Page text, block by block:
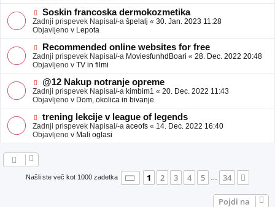
b
j
a
v
e
N
o
v
e
o
b
j
a
v
e
Soskin francoska dermokozmetika
Zadnji prispevek Napisal/-a špelalj « 30. Jan. 2023 11:28
Objavljeno v Lepota
N
o
v
e
o
b
j
a
v
e
Recommended online websites for free
Zadnji prispevek Napisal/-a MoviesfunhdBoari « 28. Dec. 2022 20:48
Objavljeno v TV in filmi
N
o
v
e
o
b
j
a
@12 Nakup notranje opreme
Zadnji prispevek Napisal/-a kimbim1 « 20. Dec. 2022 11:43
Objavljeno v Dom, okolica in bivanje
N
o
v
e
a
trening lekcije v league of legends
Zadnji prispevek Napisal/-a aceofs « 14. Dec. 2022 16:40
Objavljeno v Mali oglasi
Našli ste več kot 1000 zadetka Stran 1od34
1 2 3 4 5 … 34
Pojdi na